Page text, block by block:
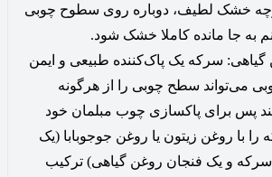
خشک لطیف، دوباره روی سطوح چوبی
نم به جا مانده کاملا خشک شود.
سرکه یک پاک‌کننده طبیعی و ایمن
می‌تواند سطح چوبی را از هرگونه
پس برای پاکسازی چوب مبلمان خود
را با روغن زیتون یا روغن جوجوبابا (یک
و یک فنجان روغن گیاهی) ترکیب